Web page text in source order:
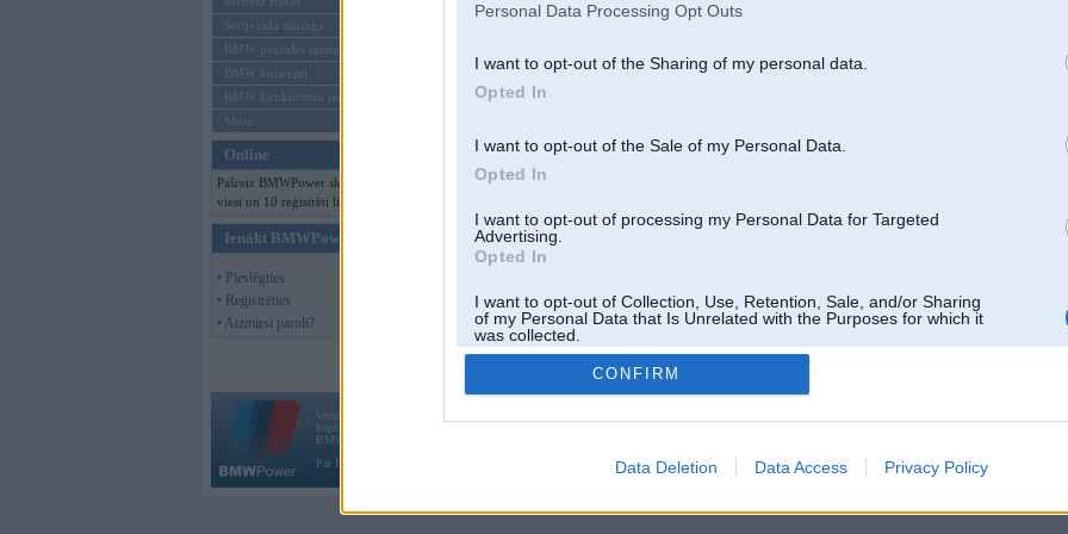
Personal Data Processing Opt Outs
I want to opt-out of the Sharing of my personal data.
Opted In
I want to opt-out of the Sale of my Personal Data.
Opted In
I want to opt-out of processing my Personal Data for Targeted
Advertising.
Opted In
I want to opt-out of Collection, Use, Retention, Sale, and/or Sharing
of my Personal Data that Is Unrelated with the Purposes for which it
was collected.
Opted Out
CONFIRM
Data Deletion Data Access Privacy Policy
Sērijveida tūnings
BMW pasaules jaunumi
BMW koncepti
BMW konkurentu jaunumi
Moto
Online
Pašreiz BMWPower skatās 233
viesi un 10 reģistrēti lietotāji.
Ienākt BMWPower
• Pieslēgties
• Reģistrēties
• Aizmirsi paroli?
Vortāls BMWPower.lv darbojas
kopš 2002. gada 14. maija. Tas nav auto klubs un nav saistīts ar
BMW AG.
Par BMWPower